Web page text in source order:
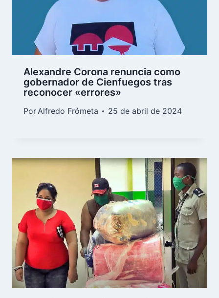
Alexandre Corona renuncia como
gobernador de Cienfuegos tras
reconocer «errores»
PorAlfredo Frómeta 25 de abril de 2024